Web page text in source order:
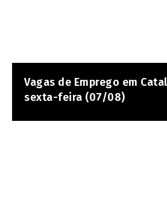
Vagas de Emprego em
sexta-feira (07/08)